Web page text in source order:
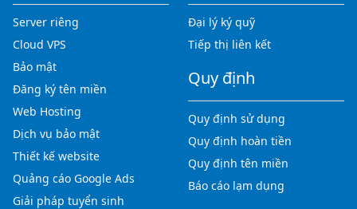
Server riêng
Cloud VPS
Bảo mật
Đăng ký tên miền
Web Hosting
Dịch vụ bảo mật
Thiết kế website
Quảng cáo Google Ads
Giải pháp tuyển sinh
Đại lý ký quỹ
Tiếp thị liên kết
Quy định
Quy định sử dụng
Quy định hoàn tiền
Quy định tên miền
Báo cáo lạm dụng